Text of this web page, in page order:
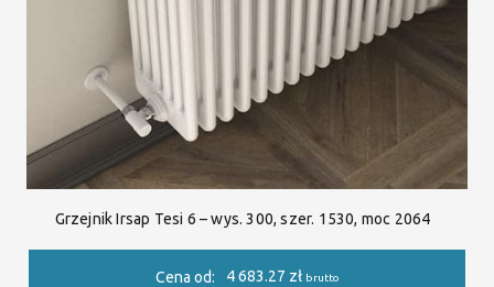
Grzejnik Irsap Tesi 6 – wys. 300, szer. 1530, moc 2064
Cena od: 4 683.27 zł brutto